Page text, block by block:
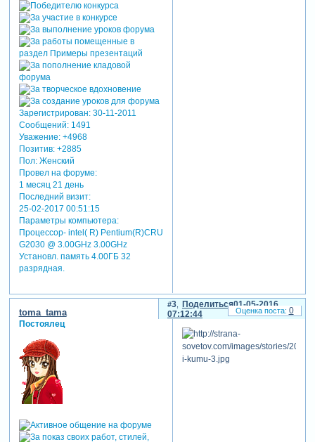
Зарегистрирован: 30-11-2011
Сообщений:1491
Уважение: +4968
Позитив: +2885
Пол:Женский
Провел на форуме:
1 месяц 21 день
Последний визит:
25-02-2017 00:51:15
Параметры компьютера:
Процессор- intel( R) Pentium(R)CRU
G2030 @ 3.00GHz 3.00GHz
Установл. память 4.00ГБ 32
разрядная.
Поделиться
3
01-05-2016
07:12:44
toma_tama
Постоялец
0